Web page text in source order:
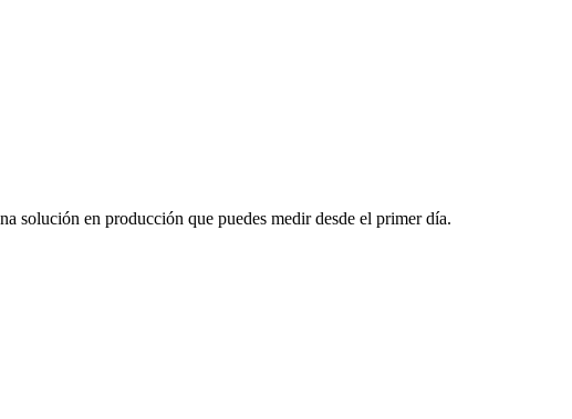
solución en producción que puedes medir desde el primer día.